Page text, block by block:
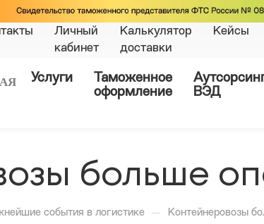
Личный
кабинет
Калькулятор
доставки
Кейсы
Услуги
Таможенное
оформление
ВЭД
больше
события в логистике — Контейнеровозы